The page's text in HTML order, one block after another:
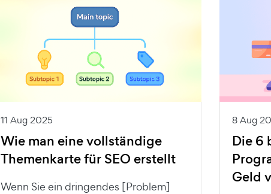
11 Aug 2025
Wie man eine vollständige
Themenkarte für SEO erstellt
Wenn Sie ein dringendes [Problem]
8 Aug
Die 6
Geld